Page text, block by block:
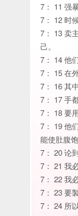
7： 11 强
7： 12 时
7： 13 卖
己。
7： 14 他
7： 15 在
7： 16 其
7： 17 手
7： 18 要
7： 19 他
能使肚腹
7： 20 论
7： 21 我
7： 22 我
7： 23 要
7： 24 所